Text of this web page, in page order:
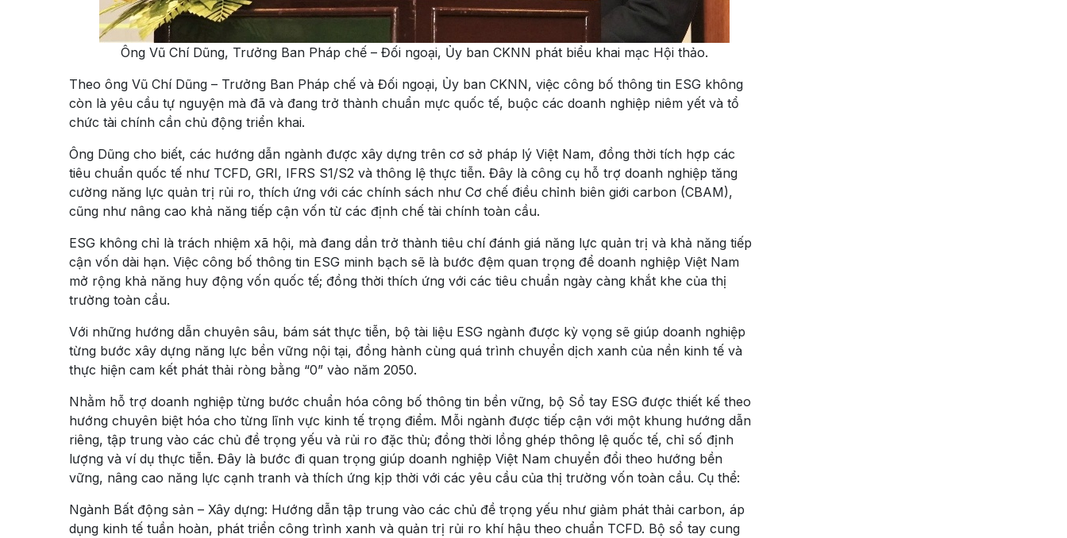
Ông Vũ Chí Dũng, Trưởng Ban Pháp chế – Đối ngoại, Ủy ban CKNN phát biểu khai mạc Hội thảo.
Theo ông Vũ Chí Dũng – Trưởng Ban Pháp chế và Đối ngoại, Ủy ban CKNN, việc công bố thông tin ESG không
còn là yêu cầu tự nguyện mà đã và đang trở thành chuẩn mực quốc tế, buộc các doanh nghiệp niêm yết và tổ
chức tài chính cần chủ động triển khai.
Ông Dũng cho biết, các hướng dẫn ngành được xây dựng trên cơ sở pháp lý Việt Nam, đồng thời tích hợp các
tiêu chuẩn quốc tế như TCFD, GRI, IFRS S1/S2 và thông lệ thực tiễn. Đây là công cụ hỗ trợ doanh nghiệp tăng
cường năng lực quản trị rủi ro, thích ứng với các chính sách như Cơ chế điều chỉnh biên giới carbon (CBAM),
cũng như nâng cao khả năng tiếp cận vốn từ các định chế tài chính toàn cầu.
ESG không chỉ là trách nhiệm xã hội, mà đang dần trở thành tiêu chí đánh giá năng lực quản trị và khả năng tiếp
cận vốn dài hạn. Việc công bố thông tin ESG minh bạch sẽ là bước đệm quan trọng để doanh nghiệp Việt Nam
mở rộng khả năng huy động vốn quốc tế; đồng thời thích ứng với các tiêu chuẩn ngày càng khắt khe của thị
trường toàn cầu.
Với những hướng dẫn chuyên sâu, bám sát thực tiễn, bộ tài liệu ESG ngành được kỳ vọng sẽ giúp doanh nghiệp
từng bước xây dựng năng lực bền vững nội tại, đồng hành cùng quá trình chuyển dịch xanh của nền kinh tế và
thực hiện cam kết phát thải ròng bằng “0” vào năm 2050.
Nhằm hỗ trợ doanh nghiệp từng bước chuẩn hóa công bố thông tin bền vững, bộ Sổ tay ESG được thiết kế theo
hướng chuyên biệt hóa cho từng lĩnh vực kinh tế trọng điểm. Mỗi ngành được tiếp cận với một khung hướng dẫn
riêng, tập trung vào các chủ đề trọng yếu và rủi ro đặc thù; đồng thời lồng ghép thông lệ quốc tế, chỉ số định
lượng và ví dụ thực tiễn. Đây là bước đi quan trọng giúp doanh nghiệp Việt Nam chuyển đổi theo hướng bền
vững, nâng cao năng lực cạnh tranh và thích ứng kịp thời với các yêu cầu của thị trường vốn toàn cầu. Cụ thể:
Ngành Bất động sản – Xây dựng: Hướng dẫn tập trung vào các chủ đề trọng yếu như giảm phát thải carbon, áp
dụng kinh tế tuần hoàn, phát triển công trình xanh và quản trị rủi ro khí hậu theo chuẩn TCFD. Bộ sổ tay cung